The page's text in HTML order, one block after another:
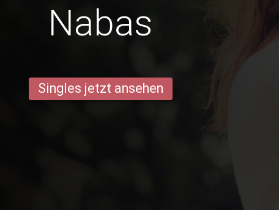
Nabas
Singles jetzt ansehen